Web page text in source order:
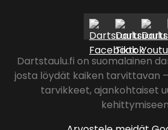
Dartstaulu.fi on suomalainen
josta löydät kaiken tarvittavan
tarvikkeet, ajankohtaiset